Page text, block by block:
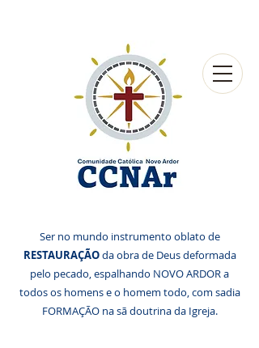
Ser no mundo instrumento oblato de
RESTAURAÇÃOda obra de Deus deformada
pelo pecado, espalhando NOVO ARDOR a
todos os homens e o homem todo, com sadia
FORMAÇÃO na sã doutrina da Igreja.